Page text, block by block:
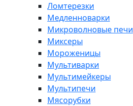
Ломтерезки
Медленноварки
Микроволновые печи
Миксеры
Мороженицы
Мультиварки
Мультимейкеры
Мультипечи
Мясорубки